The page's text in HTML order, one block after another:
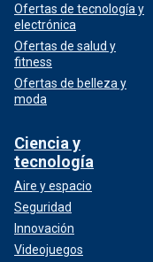
Ofertas de tecnología y
electrónica
Ofertas de salud y
fitness
Ofertas de belleza y
moda
Ciencia y
tecnología
Aire y espacio
Seguridad
Innovación
Videojuegos